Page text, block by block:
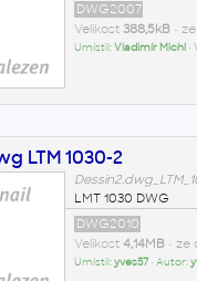
DWG2007
Velikost 388,5kB•
Umístil:Vladimír Michl•
LTM 1030-2
LMT 1030 DWG
DWG2010
Velikost 4,14MB• ze
Umístil:yves57• Autor: